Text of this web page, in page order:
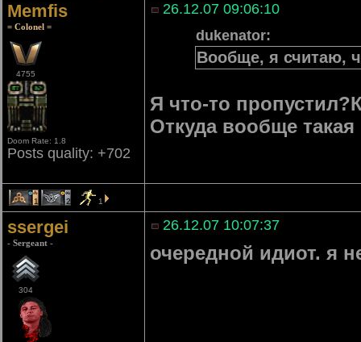
Memfis
= Colonel =
4755
Doom Rate: 1.8
Posts quality: +702
26.12.07 09:06:10
dukenator:
Вообще, я считаю,
Я что-то
Откуда вообще
1 2 1
ssergei
- Sergeant -
304
26.12.07 10:07:37
очередной идиот. я